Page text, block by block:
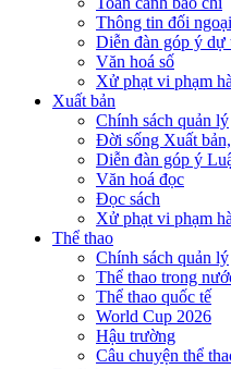
Thông tin đối ngoại
Diễn đàn góp ý dự
Văn hoá số
Xử phạt vi phạm
Xuất bản
Chính sách quản lý
Đời sống Xuất
Diễn đàn góp ý
Văn hoá đọc
Đọc sách
Xử phạt vi phạm
Thể thao
Chính sách quản lý
Thể thao trong
Thể thao quốc tế
World Cup 2026
Hậu trường
Câu chuyện thể